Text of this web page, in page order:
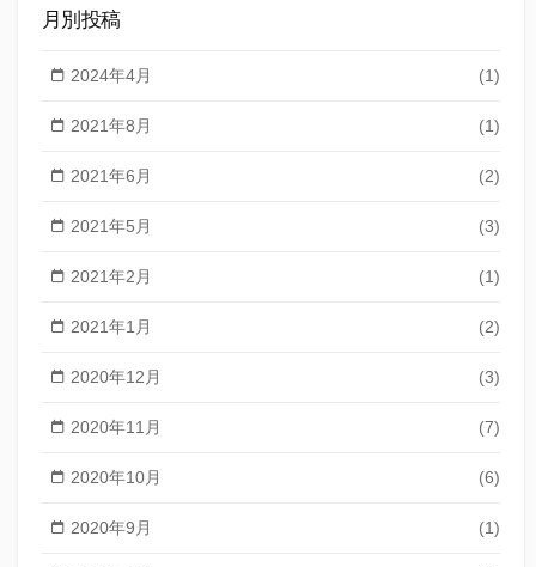
月別投稿
2024年4月 (1)
2021年8月 (1)
2021年6月 (2)
2021年5月 (3)
2021年2月 (1)
2021年1月 (2)
2020年12月 (3)
2020年11月 (7)
2020年10月 (6)
2020年9月 (1)